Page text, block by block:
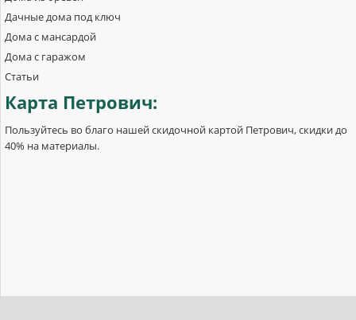
Дачные дома под ключ
Дома с мансардой
Дома с гаражом
Статьи
Карта Петрович:
Пользуйтесь во благо нашей скидочной картой Петрович, скидки до
40% на материалы.